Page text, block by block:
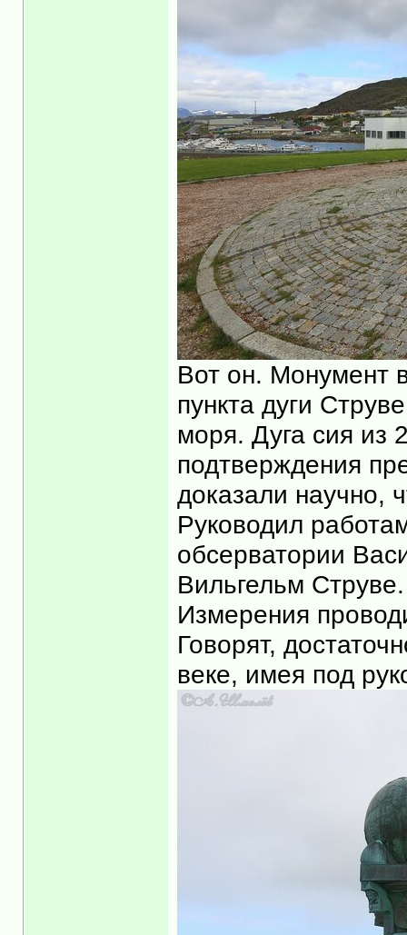
Вот он. Монумент
пункта дуги
моря. Дуга сия из
подтверждения
доказали научно,
Руководил
обсерватории
Вильгельм Струве.
Измерения
Говорят,
веке, имея под